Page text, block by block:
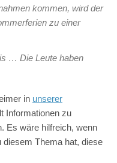
kommen, wird der
zu einer
… Die Leute haben
in unserer
Informationen zu
Es wäre hilfreich, wenn
diesem Thema hat, diese